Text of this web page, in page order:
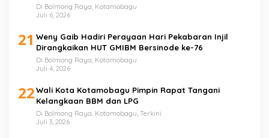
Di Bolmong Raya, Kotamobagu
Juli 6, 2026
21 Weny Gaib Hadiri Perayaan Hari Pekabaran Injil
Dirangkaikan HUT GMIBM Bersinode ke-76
Di Bolmong Raya, Kotamobagu
Juli 4, 2026
22Wali Kota Kotamobagu Pimpin Rapat Tangani
Kelangkaan BBM dan LPG
Di Bolmong Raya, Kotamobagu, Terkini
Juli 3, 2026